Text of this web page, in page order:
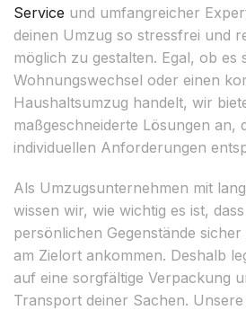
Service und umfangreicher
deinen Umzug so stressfrei und
möglich zu gestalten. Egal, ob es
Wohnungswechsel oder einen
Haushaltsumzug handelt, wir
maßgeschneiderte Lösungen an,
individuellen Anforderungen
Als Umzugsunternehmen mit
wissen wir, wie wichtig es ist,
persönlichen Gegenstände
am Zielort ankommen. Deshalb
auf eine sorgfältige Verpackung
Transport deiner Sachen.